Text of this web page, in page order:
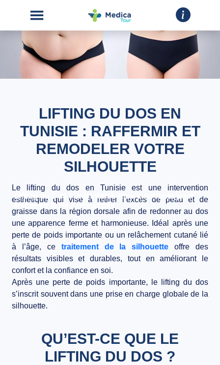
CHIRURGIE
INTERVENTIONS
PROPOS
BLOG
CONTACT
Lifting du Dos : Une Intervention Innovante pour
Raffermir la Peau Relâchée
LIFTING DU DOS EN
TUNISIE : RAFFERMIR ET
REMODELER VOTRE
SILHOUETTE
Le lifting du dos en Tunisieest une intervention
esthétique qui vise à retirer l’excès de peau et de
graisse dans la région dorsale afin de redonner au dos
une apparence ferme et harmonieuse. Idéal après une
perte de poids importante ou un relâchement cutané lié
à l’âge, ce traitement de la silhouette offre des
résultats visibles et durables, tout en améliorant le
confort et la confiance en soi.
Après une perte de poids importante, le lifting du dos
s’inscrit souvent dans une prise en charge globale de la
silhouette.
QU’EST-CE QUE LE
LIFTING DU DOS ?